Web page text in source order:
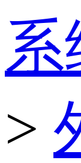
>